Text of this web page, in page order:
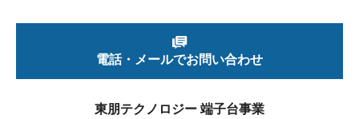
東朋テクノロジー 端子台事業
電話・メールでお問い合わせ